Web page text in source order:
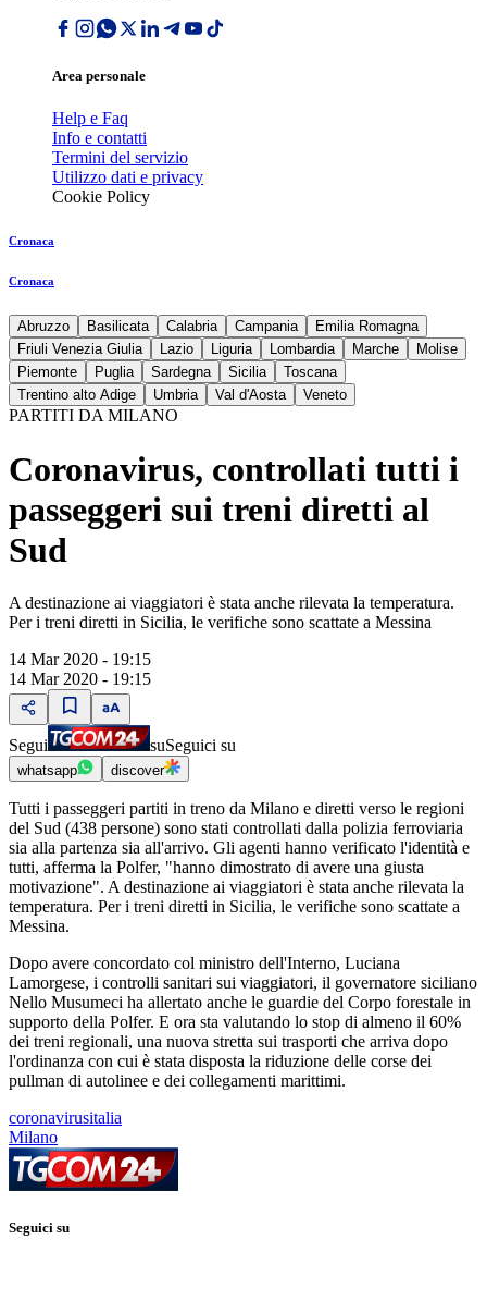
Area personale
Help e Faq
Info e contatti
Termini del servizio
Utilizzo dati e privacy
Cookie Policy
Cronaca
Cronaca
Abruzzo Basilicata Calabria Campania
Emilia Romagna
Friuli Venezia Giulia
Lazio Liguria Lombardia Marche
Molise
Piemonte
Puglia Sardegna Sicilia
Toscana
Trentino alto Adige
Umbria Val d'Aosta Veneto
PARTITI DA MILANO
Coronavirus, controllati tutti i
passeggeri sui treni diretti al
Sud
A destinazione ai viaggiatori è stata anche rilevata la temperatura.
Per i treni diretti in Sicilia, le verifiche sono scattate a Messina
14 Mar 2020 - 19:15
14 Mar 2020 - 19:15
Segui suSeguici su
whatsapp discover
Tutti i passeggeri partiti in treno da Milano e diretti verso le regioni
del Sud (438 persone) sono stati controllati dalla polizia ferroviaria
sia alla partenza sia all'arrivo. Gli agenti hanno verificato l'identità e
tutti, afferma la Polfer, "hanno dimostrato di avere una giusta
motivazione". A destinazione ai viaggiatori è stata anche rilevata la
temperatura. Per i treni diretti in Sicilia, le verifiche sono scattate a
Messina.
Dopo avere concordato col ministro dell'Interno, Luciana
Lamorgese, i controlli sanitari sui viaggiatori, il governatore siciliano
Nello Musumeci ha allertato anche le guardie del Corpo forestale in
supporto della Polfer. E ora sta valutando lo stop di almeno il 60%
dei treni regionali, una nuova stretta sui trasporti che arriva dopo
l'ordinanza con cui è stata disposta la riduzione delle corse dei
pullman di autolinee e dei collegamenti marittimi.
coronavirusitalia
Milano
Seguici su